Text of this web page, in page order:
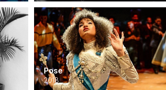
Pose
2018